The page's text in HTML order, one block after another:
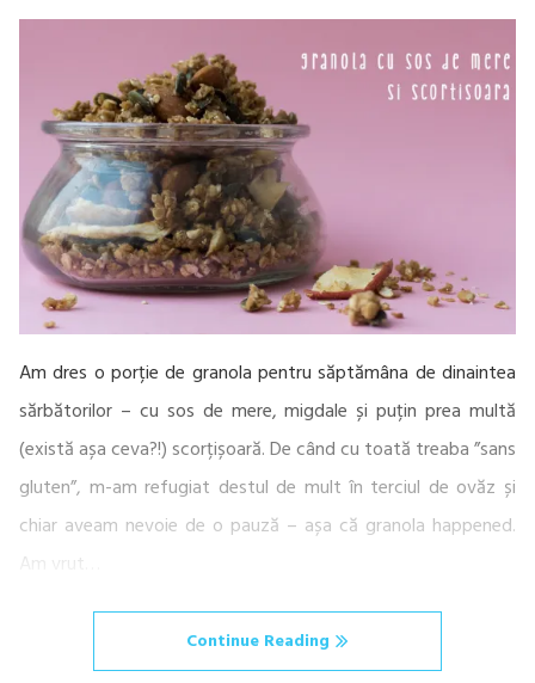
Am dres o porție de granola pentru săptămâna de dinaintea
sărbătorilor – cu sos de mere, migdale și puțin prea multă
(există așa ceva?!) scorțișoară. De când cu toată treaba ”sans
gluten”, m-am refugiat destul de mult în terciul de ovăz și
chiar aveam nevoie de o pauză – așa că granola happened.
Am vrut…
Continue Reading